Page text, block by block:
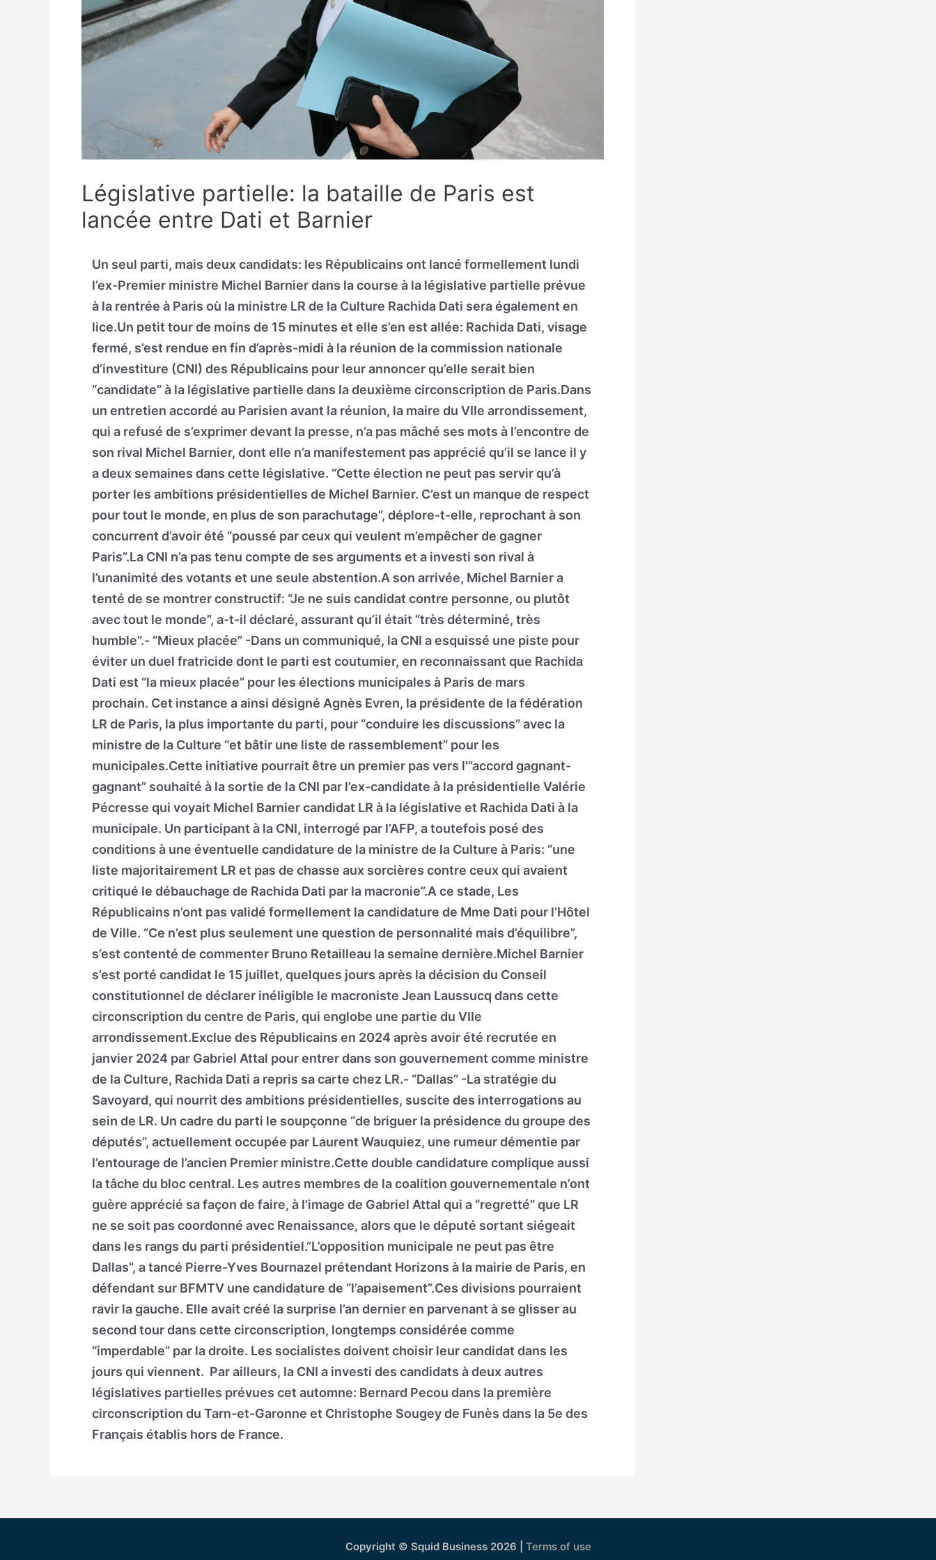
Législative partielle: la bataille de Paris est
lancée entre Dati et Barnier
Un seul parti, mais deux candidats: les Républicains ont lancé formellement lundi
l’ex-Premier ministre Michel Barnier dans la course à la législative partielle prévue
à la rentrée à Paris où la ministre LR de la Culture Rachida Dati sera également en
lice.Un petit tour de moins de 15 minutes et elle s’en est allée: Rachida Dati, visage
fermé, s’est rendue en fin d’après-midi à la réunion de la commission nationale
d’investiture (CNI) des Républicains pour leur annoncer qu’elle serait bien
“candidate” à la législative partielle dans la deuxième circonscription de Paris.Dans
un entretien accordé au Parisien avant la réunion, la maire du VIIe arrondissement,
qui a refusé de s’exprimer devant la presse, n’a pas mâché ses mots à l’encontre de
son rival Michel Barnier, dont elle n’a manifestement pas apprécié qu’il se lance il y
a deux semaines dans cette législative. “Cette élection ne peut pas servir qu’à
porter les ambitions présidentielles de Michel Barnier. C’est un manque de respect
pour tout le monde, en plus de son parachutage”, déplore-t-elle, reprochant à son
concurrent d’avoir été “poussé par ceux qui veulent m’empêcher de gagner
Paris”.La CNI n’a pas tenu compte de ses arguments et a investi son rival à
l’unanimité des votants et une seule abstention.A son arrivée, Michel Barnier a
tenté de se montrer constructif: “Je ne suis candidat contre personne, ou plutôt
avec tout le monde”, a-t-il déclaré, assurant qu’il était “très déterminé, très
humble”.- “Mieux placée” -Dans un communiqué, la CNI a esquissé une piste pour
éviter un duel fratricide dont le parti est coutumier, en reconnaissant que Rachida
Dati est “la mieux placée” pour les élections municipales à Paris de mars
prochain. Cet instance a ainsi désigné Agnès Evren, la présidente de la fédération
LR de Paris, la plus importante du parti, pour “conduire les discussions” avec la
ministre de la Culture “et bâtir une liste de rassemblement” pour les
municipales.Cette initiative pourrait être un premier pas vers l'”accord gagnant-
gagnant” souhaité à la sortie de la CNI par l’ex-candidate à la présidentielle Valérie
Pécresse qui voyait Michel Barnier candidat LR à la législative et Rachida Dati à la
municipale. Un participant à la CNI, interrogé par l’AFP, a toutefois posé des
conditions à une éventuelle candidature de la ministre de la Culture à Paris: “une
liste majoritairement LR et pas de chasse aux sorcières contre ceux qui avaient
critiqué le débauchage de Rachida Dati par la macronie”.A ce stade, Les
Républicains n’ont pas validé formellement la candidature de Mme Dati pour l’Hôtel
de Ville. “Ce n’est plus seulement une question de personnalité mais d’équilibre”,
s’est contenté de commenter Bruno Retailleau la semaine dernière.Michel Barnier
s’est porté candidat le 15 juillet, quelques jours après la décision du Conseil
constitutionnel de déclarer inéligible le macroniste Jean Laussucq dans cette
circonscription du centre de Paris, qui englobe une partie du VIIe
arrondissement.Exclue des Républicains en 2024 après avoir été recrutée en
janvier 2024 par Gabriel Attal pour entrer dans son gouvernement comme ministre
de la Culture, Rachida Dati a repris sa carte chez LR.- “Dallas” -La stratégie du
Savoyard, qui nourrit des ambitions présidentielles, suscite des interrogations au
sein de LR. Un cadre du parti le soupçonne “de briguer la présidence du groupe des
députés”, actuellement occupée par Laurent Wauquiez, une rumeur démentie par
l’entourage de l’ancien Premier ministre.Cette double candidature complique aussi
la tâche du bloc central. Les autres membres de la coalition gouvernementale n’ont
guère apprécié sa façon de faire, à l’image de Gabriel Attal qui a “regretté” que LR
ne se soit pas coordonné avec Renaissance, alors que le député sortant siégeait
dans les rangs du parti présidentiel.”L’opposition municipale ne peut pas être
Dallas”, a tancé Pierre-Yves Bournazel prétendant Horizons à la mairie de Paris, en
défendant sur BFMTV une candidature de “l’apaisement”.Ces divisions pourraient
ravir la gauche. Elle avait créé la surprise l’an dernier en parvenant à se glisser au
second tour dans cette circonscription, longtemps considérée comme
“imperdable” par la droite. Les socialistes doivent choisir leur candidat dans les
jours qui viennent. Par ailleurs, la CNI a investi des candidats à deux autres
législatives partielles prévues cet automne: Bernard Pecou dans la première
circonscription du Tarn-et-Garonne et Christophe Sougey de Funès dans la 5e des
Français établis hors de France.
Copyright © Squid Business 2026 | Terms of use